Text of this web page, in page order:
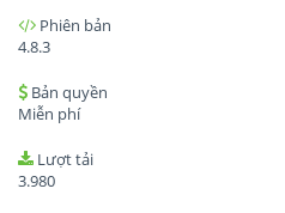
Phiên bản
4.8.3
Bản quyền
Miễn phí
Lượt tải
3.980